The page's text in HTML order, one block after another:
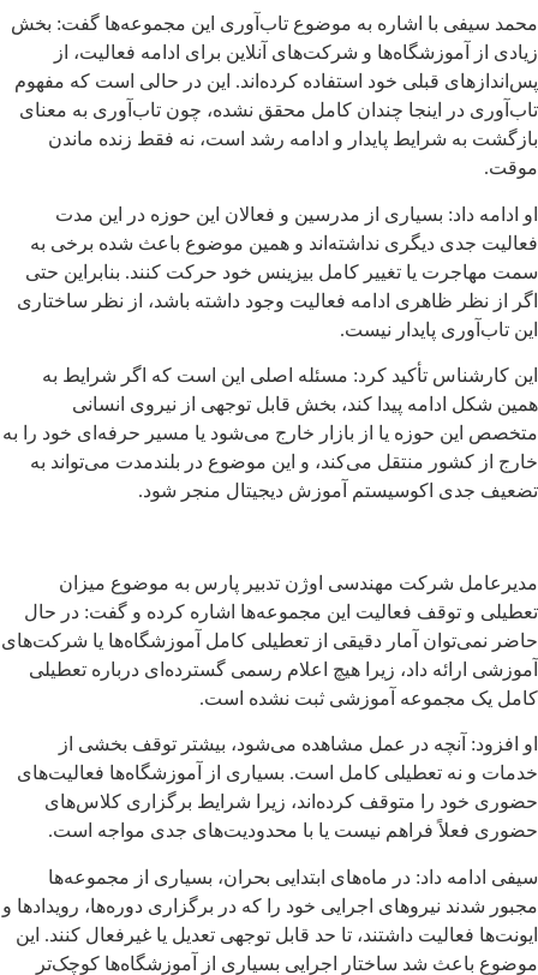
محمد سیفی با اشاره به موضوع تاب‌آوری این مجموعه‌ها گفت: بخش
زیادی از آموزشگاه‌ها و شرکت‌های آنلاین برای ادامه فعالیت، از
پس‌اندازهای قبلی خود استفاده کرده‌اند. این در حالی است که مفهوم
تاب‌آوری در اینجا چندان کامل محقق نشده، چون تاب‌آوری به معنای
بازگشت به شرایط پایدار و ادامه رشد است، نه فقط زنده ماندن
موقت.
او ادامه داد: بسیاری از مدرسین و فعالان این حوزه در این مدت
فعالیت جدی دیگری نداشته‌اند و همین موضوع باعث شده برخی به
سمت مهاجرت یا تغییر کامل بیزینس خود حرکت کنند. بنابراین حتی
اگر از نظر ظاهری ادامه فعالیت وجود داشته باشد، از نظر ساختاری
این تاب‌آوری پایدار نیست.
این کارشناس تأکید کرد: مسئله اصلی این است که اگر شرایط به
همین شکل ادامه پیدا کند، بخش قابل توجهی از نیروی انسانی
متخصص این حوزه یا از بازار خارج می‌شود یا مسیر حرفه‌ای خود را به
خارج از کشور منتقل می‌کند، و این موضوع در بلندمدت می‌تواند به
تضعیف جدی اکوسیستم آموزش دیجیتال منجر شود.
مدیرعامل شرکت مهندسی اوژن تدبیر پارس به موضوع میزان
تعطیلی و توقف فعالیت این مجموعه‌ها اشاره کرده و گفت: در حال
حاضر نمی‌توان آمار دقیقی از تعطیلی کامل آموزشگاه‌ها یا شرکت‌های
آموزشی ارائه داد، زیرا هیچ اعلام رسمی گسترده‌ای درباره تعطیلی
کامل یک مجموعه آموزشی ثبت نشده است.
او افزود: آنچه در عمل مشاهده می‌شود، بیشتر توقف بخشی از
خدمات و نه تعطیلی کامل است. بسیاری از آموزشگاه‌ها فعالیت‌های
حضوری خود را متوقف کرده‌اند، زیرا شرایط برگزاری کلاس‌های
حضوری فعلاً فراهم نیست یا با محدودیت‌های جدی مواجه است.
سیفی ادامه داد: در ماه‌های ابتدایی بحران، بسیاری از مجموعه‌ها
مجبور شدند نیروهای اجرایی خود را که در برگزاری دوره‌ها، رویدادها و
ایونت‌ها فعالیت داشتند، تا حد قابل توجهی تعدیل یا غیرفعال کنند. این
موضوع باعث شد ساختار اجرایی بسیاری از آموزشگاه‌ها کوچک‌تر